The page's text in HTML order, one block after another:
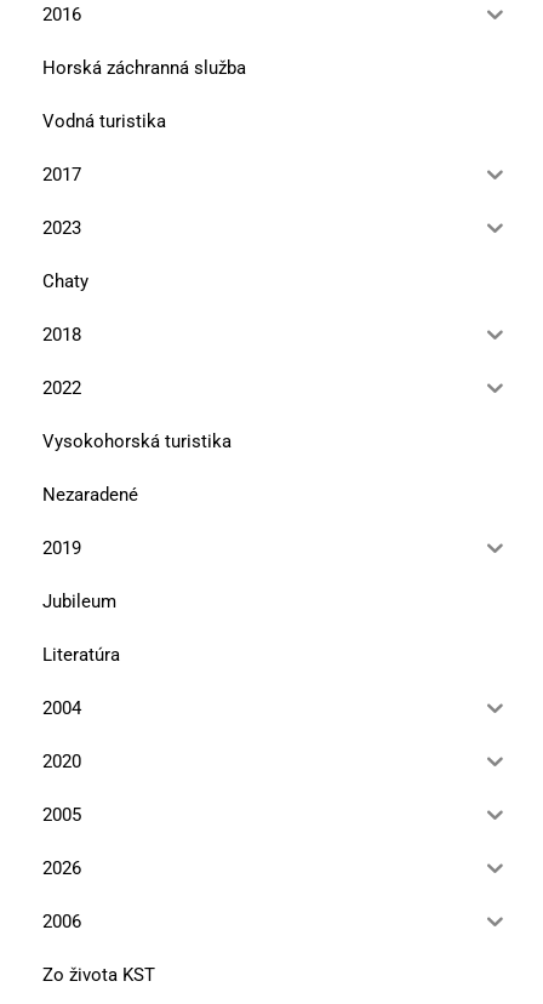
2016
Horská záchranná služba
Vodná turistika
2017
2023
Chaty
2018
2022
Vysokohorská turistika
Nezaradené
2019
Jubileum
Literatúra
2004
2020
2005
2026
2006
Zo života KST